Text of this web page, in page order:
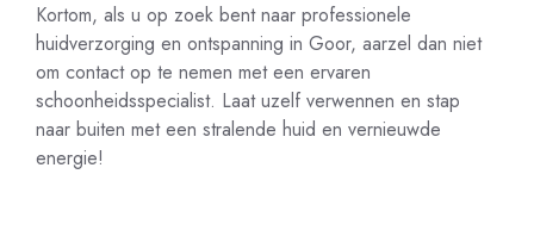
Kortom, als u op zoek bent naar professionele
huidverzorging en ontspanning in Goor, aarzel dan niet
om contact op te nemen met een ervaren
schoonheidsspecialist. Laat uzelf verwennen en stap
naar buiten met een stralende huid en vernieuwde
energie!